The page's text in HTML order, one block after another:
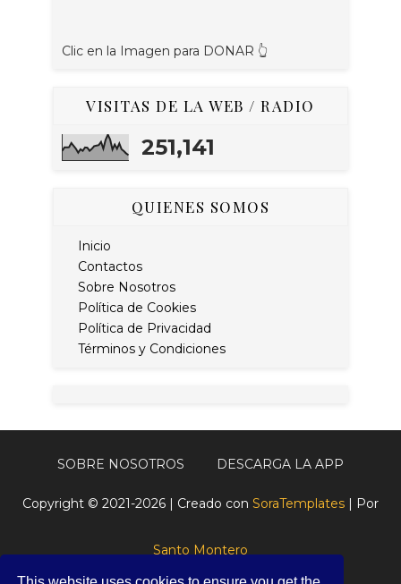
Clic en la Imagen para DONAR 👆
VISITAS DE LA WEB / RADIO
251,141
QUIENES SOMOS
Inicio
Contactos
Sobre Nosotros
Política de Cookies
Política de Privacidad
Términos y Condiciones
SOBRE NOSOTROS DESCARGA LA APP
Copyright © 2021-2026 | Creado con SoraTemplates | Por
Santo Montero